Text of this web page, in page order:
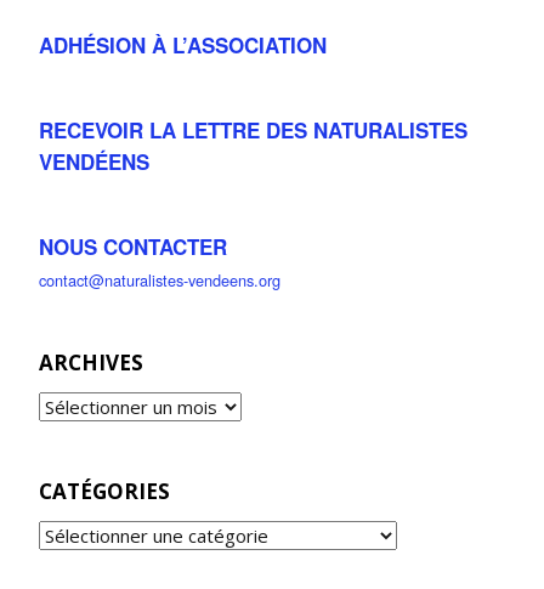
ADHÉSION À L’ASSOCIATION
RECEVOIR LA LETTRE DES NATURALISTES
VENDÉENS
NOUS CONTACTER
contact@naturalistes-vendeens.org
ARCHIVES
CATÉGORIES